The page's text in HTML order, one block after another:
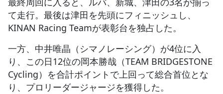
て走行。最後は津田を先頭にフィニッシュし、
KINAN Racing Teamが表彰台を独占した。
一方、中井唯晶（シマノレーシング）が4位に入
り、この日12位の岡本勝哉（TEAM BRIDGESTONE
Cycling）を合計ポイントで上回って総合首位とな
り、プロリーダージャージを獲得した。